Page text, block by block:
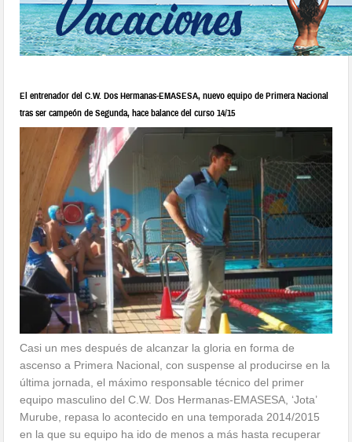
El entrenador del C.W. Dos Hermanas-EMASESA, nuevo equipo de Primera Nacional
tras ser campeón de Segunda, hace balance del curso 14/15
Casi un mes después de alcanzar la gloria en forma de
ascenso a Primera Nacional, con suspense al producirse en la
última jornada, el máximo responsable técnico del primer
equipo masculino del C.W. Dos Hermanas-EMASESA, ‘Jota’
Murube, repasa lo acontecido en una temporada 2014/2015
en la que su equipo ha ido de menos a más hasta recuperar